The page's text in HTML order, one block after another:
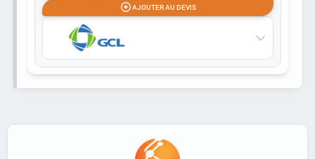
AJOUTER AU DEVIS